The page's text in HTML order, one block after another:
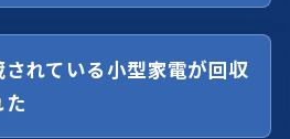
されている小型家電が回収